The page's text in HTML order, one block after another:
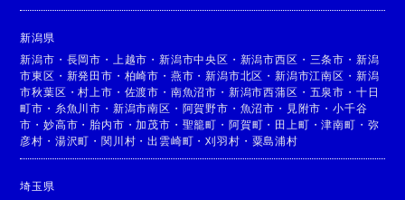
新潟県
新潟市 ・ 長岡市 ・ 上越市 ・新潟市中央区 ・ 新潟市西区 ・ 三条市 ・ 新潟
市東区 ・ 新発田市 ・ 柏崎市 ・ 燕市 ・新潟市北区 ・新潟市江南区 ・ 新潟
市秋葉区 ・村上市 ・ 佐渡市 ・ 南魚沼市 ・ 新潟市西蒲区 ・ 五泉市 ・ 十日
町市 ・ 糸魚川市 ・ 新潟市南区 ・ 阿賀野市 ・ 魚沼市 ・ 見附市 ・小千谷
市 ・妙高市 ・ 胎内市 ・加茂市 ・ 聖籠町 ・ 阿賀町 ・ 田上町 ・津南町 ・ 弥
彦村 ・ 湯沢町 ・関川村 ・出雲崎町 ・刈羽村 ・ 粟島浦村
埼玉県